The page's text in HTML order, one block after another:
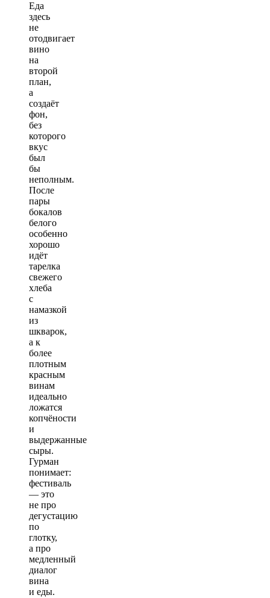
Еда
здесь
не
отодвигает
вино
на
второй
план,
а
создаёт
фон,
без
которого
вкус
был
бы
неполным.
После
пары
бокалов
белого
особенно
хорошо
идёт
тарелка
свежего
хлеба
с
намазкой
из
шкварок,
а к
более
плотным
красным
винам
идеально
ложатся
копчёности
и
выдержанные
сыры.
Гурман
понимает:
фестиваль
— это
не про
дегустацию
по
глотку,
а про
медленный
диалог
вина
и еды.